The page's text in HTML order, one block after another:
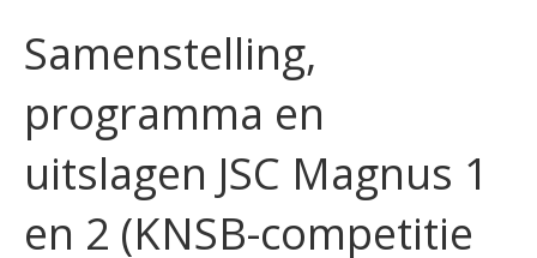
Samenstelling,
programma en
uitslagen JSC Magnus 1
en 2 (KNSB-competitie